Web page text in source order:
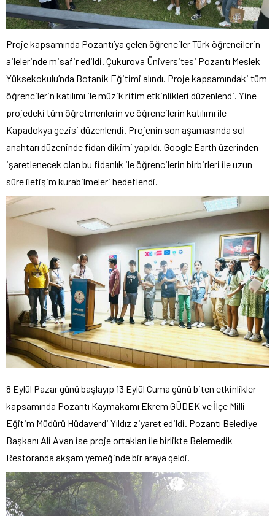
Proje kapsamında Pozantı’ya gelen öğrenciler Türk öğrencilerin
ailelerinde misafir edildi. Çukurova Üniversitesi Pozantı Meslek
Yüksekokulu’nda Botanik Eğitimi alındı. Proje kapsamındaki tüm
öğrencilerin katılımı ile müzik ritim etkinlikleri düzenlendi. Yine
projedeki tüm öğretmenlerin ve öğrencilerin katılımı ile
Kapadokya gezisi düzenlendi. Projenin son aşamasında sol
anahtarı düzeninde fidan dikimi yapıldı. Google Earth üzerinden
işaretlenecek olan bu fidanlık ile öğrencilerin birbirleri ile uzun
süre iletişim kurabilmeleri hedeflendi.
8 Eylül Pazar günü başlayıp 13 Eylül Cuma günü biten etkinlikler
kapsamında Pozantı Kaymakamı Ekrem GÜDEK ve İlçe Milli
Eğitim Müdürü Hüdaverdi Yıldız ziyaret edildi. Pozantı Belediye
Başkanı Ali Avan ise proje ortakları ile birlikte Belemedik
Restoranda akşam yemeğinde bir araya geldi.